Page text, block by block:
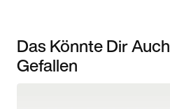
Das Könnte Dir Auch
Gefallen